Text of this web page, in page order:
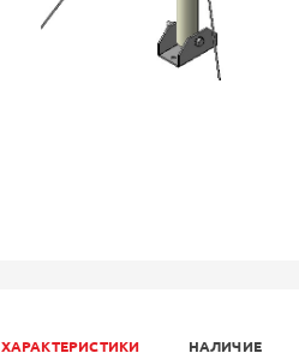
ХАРАКТЕРИСТИКИ НАЛИЧИЕ